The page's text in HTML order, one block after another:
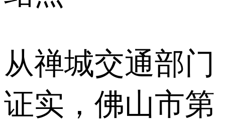
从禅城交通部门
证实，佛山市第